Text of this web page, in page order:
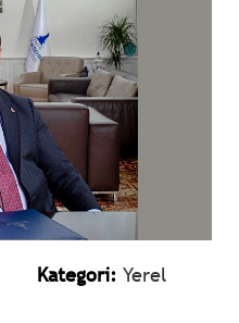
Kategori: Yerel